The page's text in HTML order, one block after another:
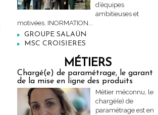
d’équipes
ambitieuses et
motivées. INORMATION...
GROUPE SALAÜN
MSC CROISIERES
MÉTIERS
Chargé(e) de paramétrage, le garant
de la mise en ligne des produits
Métier méconnu, le
chargé(e) de
paramétrage est en